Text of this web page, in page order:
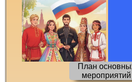
План
мероприятий